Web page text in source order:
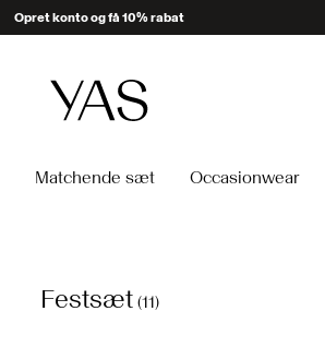
Opret konto og få 10% rabat
Matchende sæt Occasionwear
Festsæt (11)